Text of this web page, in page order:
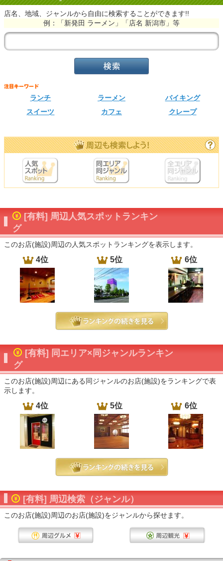
店名、地域、ジャンルから自由に検索することができます!!
例：「新発田 ラーメン」「店名 新潟市」等
ランチ ラーメン
バイキング
スイーツ
カフェ クレープ
[有料] 周辺人気スポットランキン
グ
このお店(施設)周辺の人気スポットランキングを表示します。
4位 5位 6位
[有料] 同エリア×同ジャンルランキン
グ
このお店(施設)周辺にある同ジャンルのお店(施設)をランキングで表
示します。
4位 5位 6位
[有料] 周辺検索（ジャンル）
このお店(施設)周辺のお店(施設)をジャンルから探せます。